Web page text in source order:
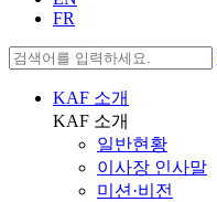
FR
KAF 소개
KAF 소개
일반현황
이사장 인사말
미션·비전